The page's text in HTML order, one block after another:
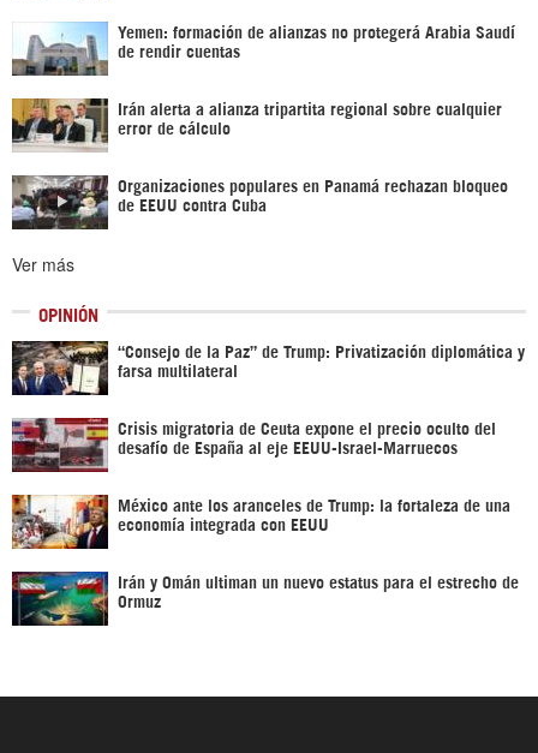
Yemen: formación de alianzas no protegerá Arabia Saudí
de rendir cuentas
Irán alerta a alianza tripartita regional sobre cualquier
error de cálculo
Organizaciones populares en Panamá rechazan bloqueo
de EEUU contra Cuba
Ver más
OPINIÓN
“Consejo de la Paz” de Trump: Privatización diplomática y
farsa multilateral
Crisis migratoria de Ceuta expone el precio oculto del
desafío de España al eje EEUU-Israel-Marruecos
México ante los aranceles de Trump: la fortaleza de una
economía integrada con EEUU
Irán y Omán ultiman un nuevo estatus para el estrecho de
Ormuz